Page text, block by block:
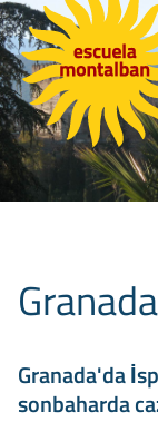
Granada'da
sonbaharda